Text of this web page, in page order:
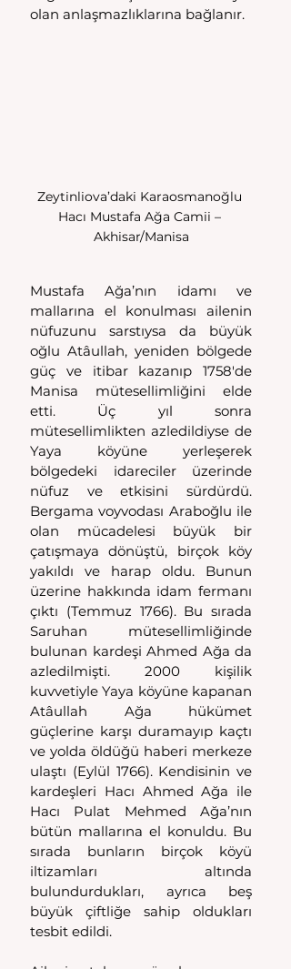
olan anlaşmazlıklarına bağlanır.
Zeytinliova’daki Karaosmanoğlu
Hacı Mustafa Ağa Camii –
Akhisar/Manisa
Mustafa Ağa’nın idamı ve
mallarına el konulması ailenin
nüfuzunu sarstıysa da büyük
oğlu Atâullah, yeniden bölgede
güç ve itibar kazanıp 1758'de
Manisa mütesellimliğini elde
etti. Üç yıl sonra
mütesellimlikten azledildiyse de
Yaya köyüne yerleşerek
bölgedeki idareciler üzerinde
nüfuz ve etkisini sürdürdü.
Bergama voyvodası Araboğlu ile
olan mücadelesi büyük bir
çatışmaya dönüştü, birçok köy
yakıldı ve harap oldu. Bunun
üzerine hakkında idam fermanı
çıktı (Temmuz 1766). Bu sırada
Saruhan mütesellimliğinde
bulunan kardeşi Ahmed Ağa da
azledilmişti. 2000 kişilik
kuvvetiyle Yaya köyüne kapanan
Atâullah Ağa hükümet
güçlerine karşı duramayıp kaçtı
ve yolda öldüğü haberi merkeze
ulaştı (Eylül 1766). Kendisinin ve
kardeşleri Hacı Ahmed Ağa ile
Hacı Pulat Mehmed Ağa’nın
bütün mallarına el konuldu. Bu
sırada bunların birçok köyü
iltizamları altında
bulundurdukları, ayrıca beş
büyük çiftliğe sahip oldukları
tesbit edildi.